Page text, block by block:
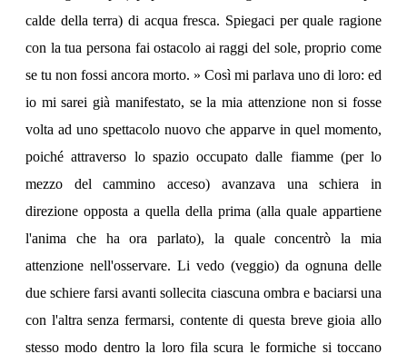
calde della terra) di acqua fresca. Spiegaci per quale ragione
con la tua persona fai ostacolo ai raggi del sole, proprio come
se tu non fossi ancora morto. » Così mi parlava uno di loro: ed
io mi sarei già manifestato, se la mia attenzione non si fosse
volta ad uno spettacolo nuovo che apparve in quel momento,
poiché attraverso lo spazio occupato dalle fiamme (per lo
mezzo del cammino acceso) avanzava una schiera in
direzione opposta a quella della prima (alla quale appartiene
l'anima che ha ora parlato), la quale concentrò la mia
attenzione nell'osservare. Li vedo (veggio) da ognuna delle
due schiere farsi avanti sollecita ciascuna ombra e baciarsi una
con l'altra senza fermarsi, contente di questa breve gioia allo
stesso modo dentro la loro fila scura le formiche si toccano